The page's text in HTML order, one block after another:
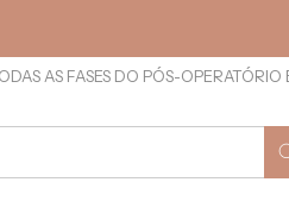
AS FASES DO PÓS-OPERATÓRIO